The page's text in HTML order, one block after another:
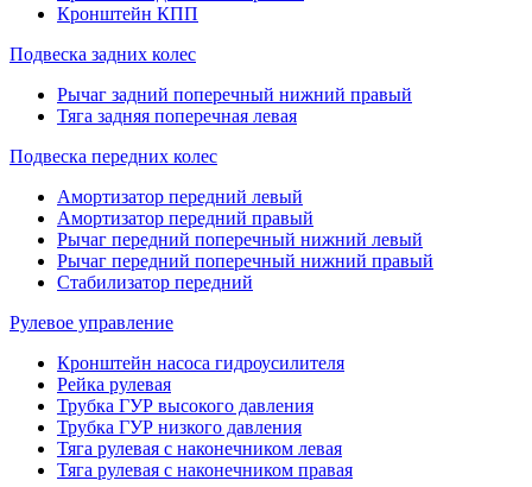
Кронштейн КПП
Подвеска задних колес
Рычаг задний поперечный нижний правый
Тяга задняя поперечная левая
Подвеска передних колес
Амортизатор передний левый
Амортизатор передний правый
Рычаг передний поперечный нижний левый
Рычаг передний поперечный нижний правый
Стабилизатор передний
Рулевое управление
Кронштейн насоса гидроусилителя
Рейка рулевая
Трубка ГУР высокого давления
Трубка ГУР низкого давления
Тяга рулевая с наконечником левая
Тяга рулевая с наконечником правая